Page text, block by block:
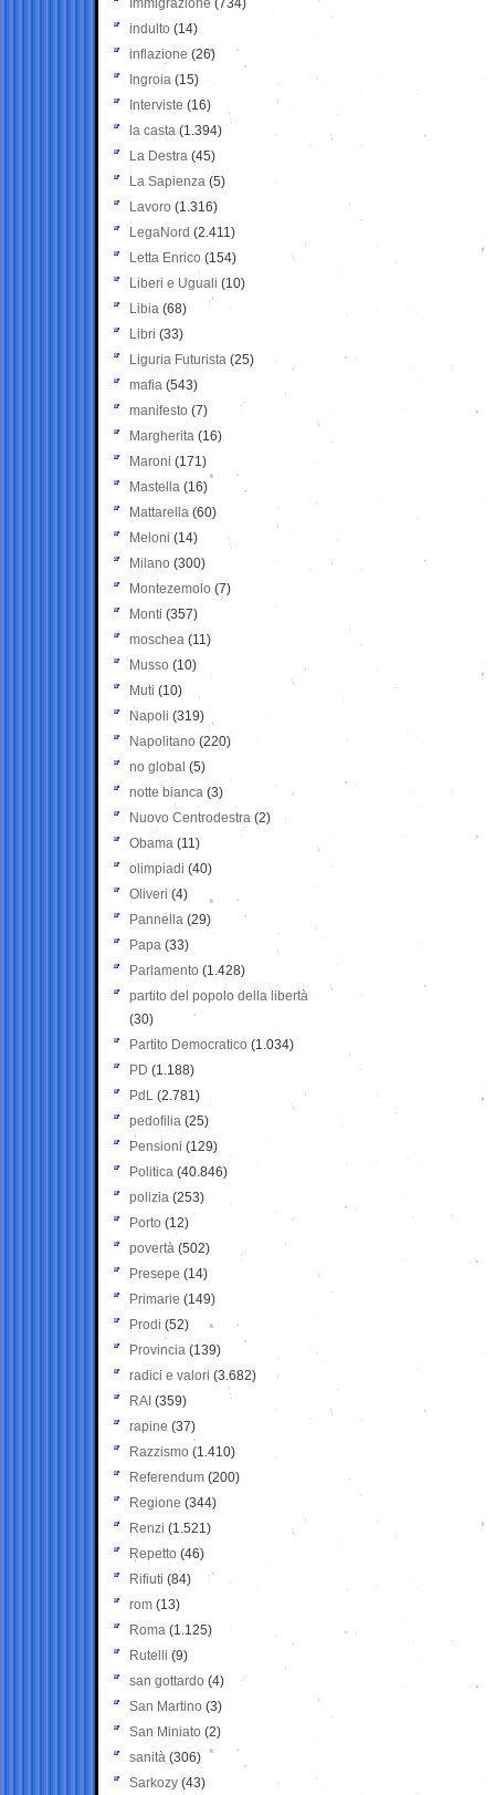
Immigrazione (734)
indulto (14)
inflazione (26)
Ingroia (15)
Interviste (16)
la casta (1.394)
La Destra (45)
La Sapienza (5)
Lavoro (1.316)
LegaNord (2.411)
Letta Enrico (154)
Liberi e Uguali (10)
Libia (68)
Libri (33)
Liguria Futurista (25)
mafia (543)
manifesto (7)
Margherita (16)
Maroni (171)
Mastella (16)
Mattarella (60)
Meloni (14)
Milano (300)
Montezemolo (7)
Monti (357)
moschea (11)
Musso (10)
Muti (10)
Napoli (319)
Napolitano (220)
no global (5)
notte bianca (3)
Nuovo Centrodestra (2)
Obama (11)
olimpiadi (40)
Oliveri (4)
Pannella (29)
Papa (33)
Parlamento (1.428)
partito del popolo della libertà
(30)
Partito Democratico (1.034)
PD (1.188)
PdL (2.781)
pedofilia (25)
Pensioni (129)
Politica (40.846)
polizia (253)
Porto (12)
povertà (502)
Presepe (14)
Primarie (149)
Prodi (52)
Provincia (139)
radici e valori (3.682)
RAI (359)
rapine (37)
Razzismo (1.410)
Referendum (200)
Regione (344)
Renzi (1.521)
Repetto (46)
Rifiuti (84)
rom (13)
Roma (1.125)
Rutelli (9)
san gottardo (4)
San Martino (3)
San Miniato (2)
sanità (306)
Sarkozy (43)